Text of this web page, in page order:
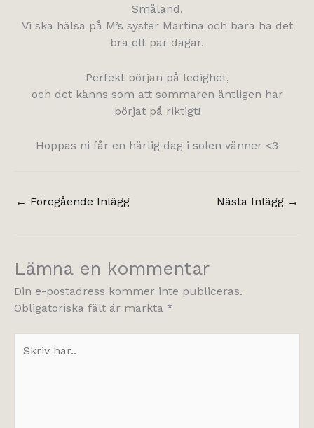
Småland.
Vi ska hälsa på M’s syster Martina och bara ha det
bra ett par dagar.
Perfekt början på ledighet,
och det känns som att sommaren äntligen har
börjat på riktigt!
Hoppas ni får en härlig dag i solen vänner <3
← Föregående Inlägg Nästa Inlägg →
Lämna en kommentar
Din e-postadress kommer inte publiceras.
Obligatoriska fält är märkta *
här..